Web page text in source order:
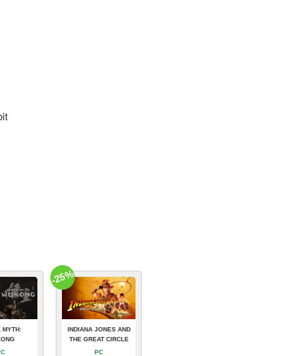
MYTH:
INDIANA JONES AND
THE GREAT CIRCLE
PC
-25%